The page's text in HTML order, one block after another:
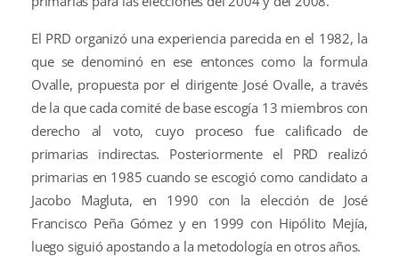
El PRD organizó una experiencia parecida en el 1982, la
que se denominó en ese entonces como la formula
Ovalle, propuesta por el dirigente José Ovalle, a través
de la que cada comité de base escogía 13 miembros con
derecho al voto, cuyo proceso fue calificado de
primarias indirectas. Posteriormente el PRD realizó
primarias en 1985 cuando se escogió como candidato a
Jacobo Magluta, en 1990 con la elección de José
Francisco Peña Gómez y en 1999 con Hipólito Mejía,
luego siguió apostando a la metodología en otros años.